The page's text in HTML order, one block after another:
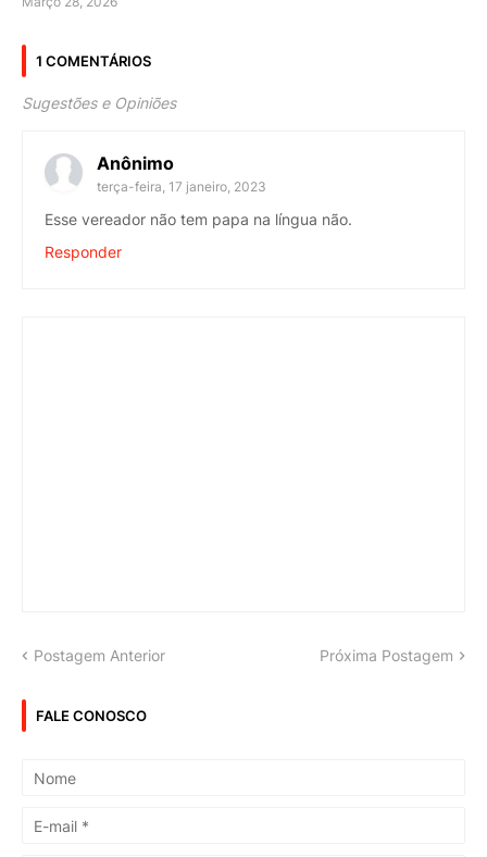
1 COMENTÁRIOS
Sugestões e Opiniões
Anônimo
terça-feira, 17 janeiro, 2023
Esse vereador não tem papa na língua não.
Responder
Postagem Anterior Próxima Postagem
FALE CONOSCO